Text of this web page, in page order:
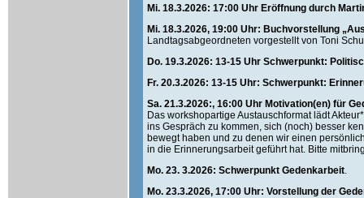
Mi. 18.3.2026: 17:00 Uhr Eröffnung durch
Mi. 18.3.2026, 19:00 Uhr: Buchvorstellung
Landtagsabgeordneten vorgestellt von Toni
Do. 19.3.2026: 13-15 Uhr Schwerpunkt:
Fr. 20.3.2026: 13-15 Uhr: Schwerpunkt:
Sa. 21.3.2026:, 16:00 Uhr Motivation(en) für
Das workshopartige Austauschformat lädt
ins Gespräch zu kommen, sich (noch) besser
bewegt haben und zu denen wir einen
in die Erinnerungsarbeit geführt hat. Bitte
Mo. 23. 3.2026: Schwerpunkt Gedenkarbeit.
Mo. 23.3.2026, 17:00 Uhr: Vorstellung der